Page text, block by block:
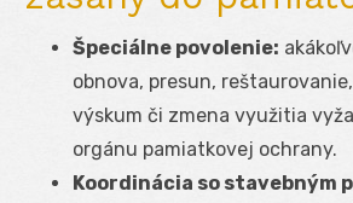
Špeciálne povolenie:
obnova, presun,
výskum či zmena využitia
orgánu pamiatkovej ochrany.
Koordinácia so stavebným